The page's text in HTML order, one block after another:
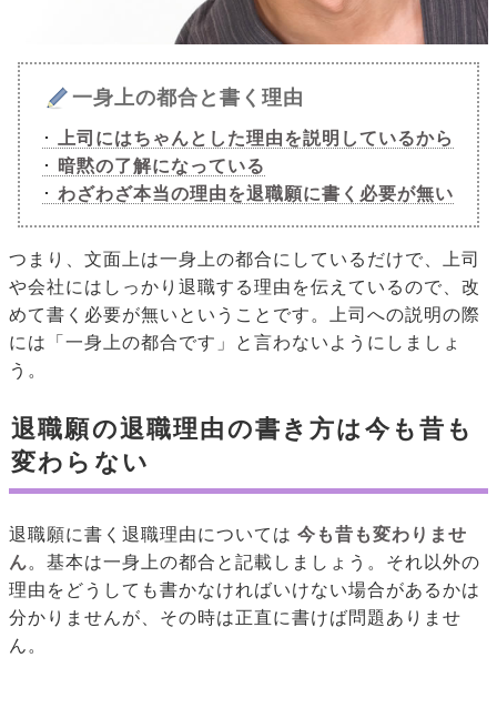
一身上の都合と書く理由
･
上司にはちゃんとした理由を説明しているから
･
暗黙の了解になっている
･ わざわざ本当の理由を退職願に書く必要が無い
つまり、文面上は一身上の都合にしているだけで、上司
や会社にはしっかり退職する理由を伝えているので、改
めて書く必要が無いということです。上司への説明の際
には「一身上の都合です」と言わないようにしましょ
う。
退職願の退職理由の書き方は今も昔も
変わらない
退職願に書く退職理由については 今も昔も変わりませ
ん。基本は一身上の都合と記載しましょう。それ以外の
理由をどうしても書かなければいけない場合があるかは
分かりませんが、その時は正直に書けば問題ありませ
ん。